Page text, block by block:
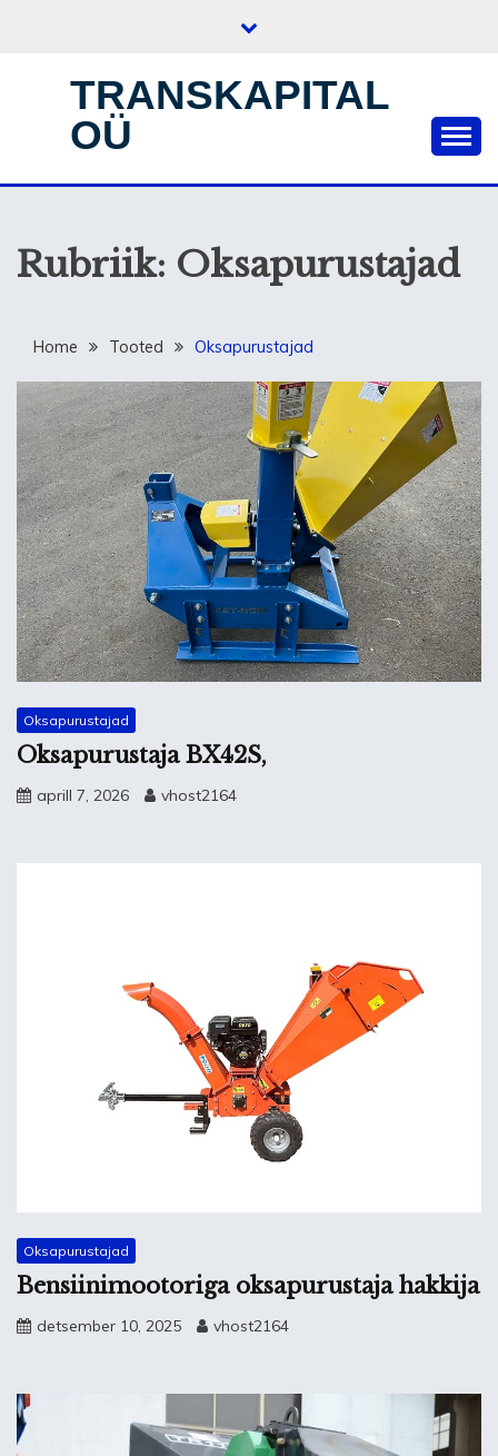
TRANSKAPITAL
OÜ
Rubriik: Oksapurustajad
Home Tooted Oksapurustajad
Oksapurustajad
Oksapurustaja BX42S,
aprill 7, 2026 vhost2164
Oksapurustajad
Bensiinimootoriga oksapurustaja hakkija
detsember 10, 2025 vhost2164